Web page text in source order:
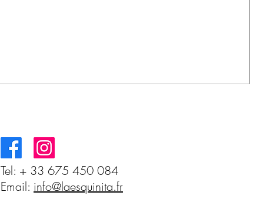
Tel: + 33 675 450 084
Email: info@laesquinita.fr